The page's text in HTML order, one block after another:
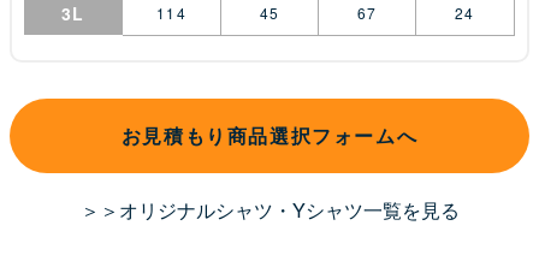
3L 114 45 67 24
お見積もり商品選択フォームへ
＞＞オリジナルシャツ・Yシャツ一覧を見る